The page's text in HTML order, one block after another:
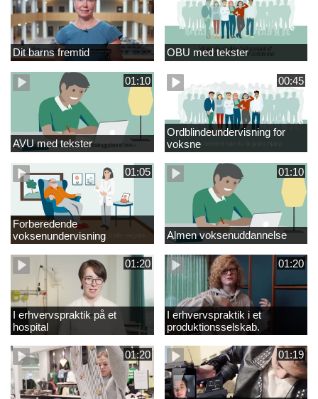
Dit barns fremtid OBU med tekster
01:10
AVU med tekster
00:45
Ordblindeundervisning for
voksne
01:05
Forberedende
voksenundervisning
01:10
Almen voksenuddannelse
01:20
I erhvervspraktik på et
hospital
01:20
I erhvervspraktik i et
produktionsselskab.
01:20 01:19